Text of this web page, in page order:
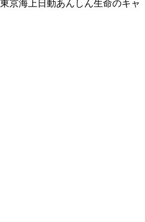
京海上日動あんしん生命のキャ